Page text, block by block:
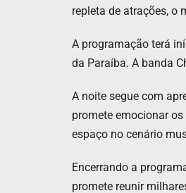
repleta de atrações, o
A programação terá
da Paraíba. A banda
A noite segue com
promete emocionar
espaço no cenário
Encerrando a
promete reunir